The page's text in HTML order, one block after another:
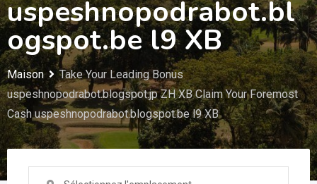
uspeshnopodrabot.bl
ogspot.be l9 XB
Maison
Take Your Leading Bonus
uspeshnopodrabot.blogspot.jp ZH XB Claim Your Foremost
Cash uspeshnopodrabot.blogspot.be l9 XB